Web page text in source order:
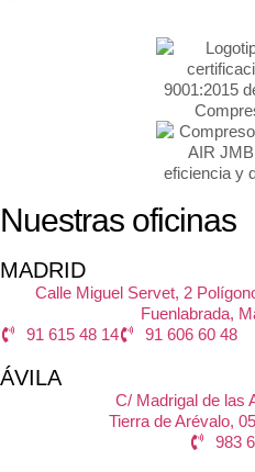
Nuestras oficinas
MADRID
Calle Miguel Servet, 2
Fuenlabrada,
91 615 48 14
91 606 60 48
ÁVILA
C/ Madrigal de las
Tierra de Arévalo,
983